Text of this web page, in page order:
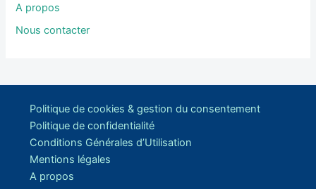
A propos
Nous contacter
Politique de cookies & gestion du consentement
Politique de confidentialité
Conditions Générales d’Utilisation
Mentions légales
A propos